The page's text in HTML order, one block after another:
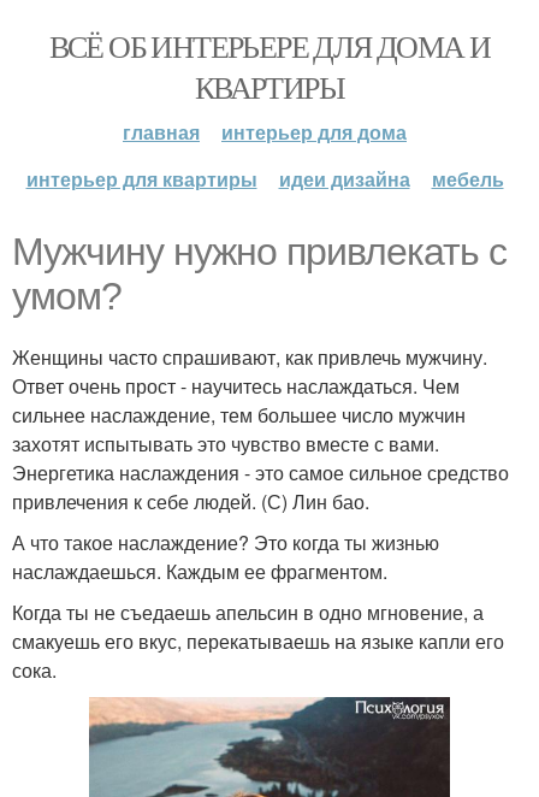
ВСЁ ОБ ИНТЕРЬЕРЕ ДЛЯ ДОМА И
КВАРТИРЫ
главная
интерьер для дома
интерьер для квартиры
идеи дизайна мебель
Мужчину нужно привлекать с
умом?
Женщины часто спрашивают, как привлечь мужчину.
Ответ очень прост - научитесь наслаждаться. Чем
сильнее наслаждение, тем большее число мужчин
захотят испытывать это чувство вместе с вами.
Энергетика наслаждения - это самое сильное средство
привлечения к себе людей. (С) Лин бао.
А что такое наслаждение? Это когда ты жизнью
наслаждаешься. Каждым ее фрагментом.
Когда ты не съедаешь апельсин в одно мгновение, а
смакуешь его вкус, перекатываешь на языке капли его
сока.